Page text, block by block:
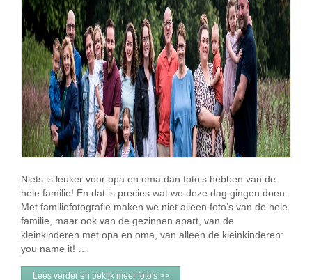
Niets is leuker voor opa en oma dan foto’s hebben van de
hele familie! En dat is precies wat we deze dag gingen doen.
Met familiefotografie maken we niet alleen foto’s van de hele
familie, maar ook van de gezinnen apart, van de
kleinkinderen met opa en oma, van alleen de kleinkinderen:
you name it! …
Lees verder en bekijk meer foto's >>